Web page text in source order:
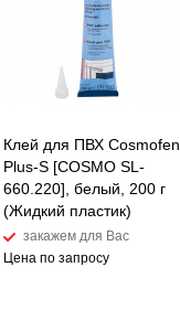
Клей для ПВХ Cosmofen
Plus-S [COSMO SL-
660.220], белый, 200 г
(Жидкий пластик)
закажем для Вас
Цена по запросу